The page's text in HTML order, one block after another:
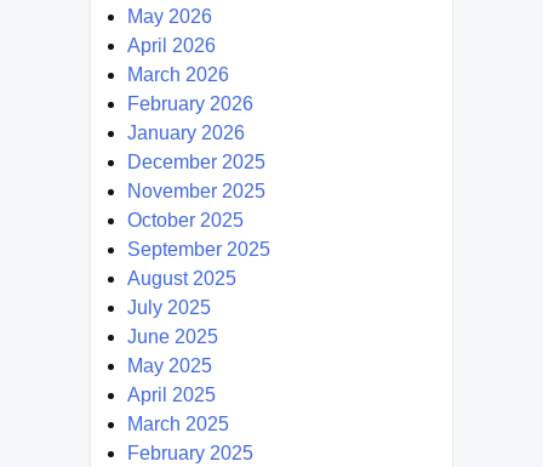
May 2026
April 2026
March 2026
February 2026
January 2026
December 2025
November 2025
October 2025
September 2025
August 2025
July 2025
June 2025
May 2025
April 2025
March 2025
February 2025